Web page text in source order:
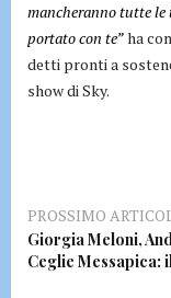
mancheranno tutte le
portato con te”ha
detti pronti a
show di Sky.
PROSSIMO
Giorgia Meloni,
Ceglie Messapica: